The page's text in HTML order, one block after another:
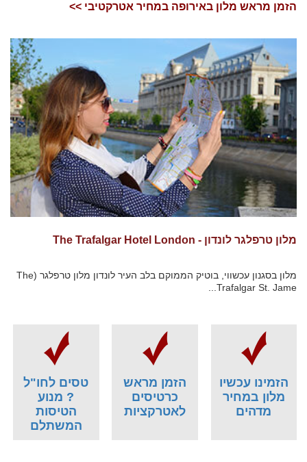
הזמן מראש מלון באירופה במחיר אטרקטיבי >>
מלון טרפלגר לונדון - The Trafalgar Hotel London
מלון בסגנון עכשווי, בוטיק הממוקם בלב העיר לונדון מלון טרפלגר (The
Trafalgar St. Jame...
הזמינו עכשיו
מלון במחיר
מדהים
הזמן מראש
כרטיסים
לאטרקציות
טסים לחו"ל
? מנוע
הטיסות
המשתלם